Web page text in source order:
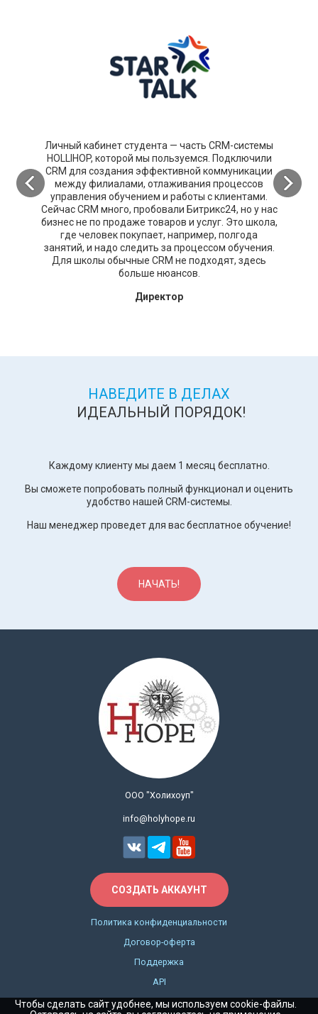
Личный кабинет студента — часть CRM-системы
HOLLIHOP, которой мы пользуемся. Подключили
CRM для создания эффективной коммуникации
между филиалами, отлаживания процессов
управления обучением и работы с клиентами.
Сейчас CRM много, пробовали Битрикс24, но у нас
бизнес не по продаже товаров и услуг. Это школа,
где человек покупает, например, полгода
занятий, и надо следить за процессом обучения.
Для школы обычные CRM не подходят, здесь
больше нюансов.
Директор
НАВЕДИТЕ В ДЕЛАХ
ИДЕАЛЬНЫЙ ПОРЯДОК!
Каждому клиенту мы даем 1 месяц бесплатно.
Вы сможете попробовать полный функционал и оценить
удобство нашей CRM-системы.
Наш менеджер проведет для вас бесплатное обучение!
НАЧАТЬ!
ООО "Холихоуп"
info@holyhope.ru
СОЗДАТЬ АККАУНТ
Политика конфиденциальности
Договор-оферта
Поддержка
API
Чтобы сделать сайт удобнее, мы используем cookie-файлы.